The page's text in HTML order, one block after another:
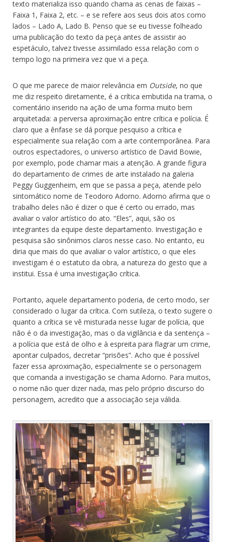
texto materializa isso quando chama as cenas de faixas –
Faixa 1, Faixa 2, etc. – e se refere aos seus dois atos como
lados – Lado A, Lado B. Penso que se eu tivesse folheado
uma publicação do texto da peça antes de assistir ao
espetáculo, talvez tivesse assimilado essa relação com o
tempo logo na primeira vez que vi a peça.
O que me parece de maior relevância em Outside, no que
me diz respeito diretamente, é a crítica embutida na trama, o
comentário inserido na ação de uma forma muito bem
arquitetada: a perversa aproximação entre crítica e polícia. É
claro que a ênfase se dá porque pesquiso a crítica e
especialmente sua relação com a arte contemporânea. Para
outros espectadores, o universo artístico de David Bowie,
por exemplo, pode chamar mais a atenção. A grande figura
do departamento de crimes de arte instalado na galeria
Peggy Guggenheim, em que se passa a peça, atende pelo
sintomático nome de Teodoro Adorno. Adorno afirma que o
trabalho deles não é dizer o que é certo ou errado, mas
avaliar o valor artístico do ato. “Eles”, aqui, são os
integrantes da equipe deste departamento. Investigação e
pesquisa são sinônimos claros nesse caso. No entanto, eu
diria que mais do que avaliar o valor artístico, o que eles
investigam é o estatuto da obra, a natureza do gesto que a
institui. Essa é uma investigação crítica.
Portanto, aquele departamento poderia, de certo modo, ser
considerado o lugar da crítica. Com sutileza, o texto sugere o
quanto a crítica se vê misturada nesse lugar de polícia, que
não é o da investigação, mas o da vigilância e da sentença –
a polícia que está de olho e à espreita para flagrar um crime,
apontar culpados, decretar “prisões”. Acho que é possível
fazer essa aproximação, especialmente se o personagem
que comanda a investigação se chama Adorno. Para muitos,
o nome não quer dizer nada, mas pelo próprio discurso do
personagem, acredito que a associação seja válida.